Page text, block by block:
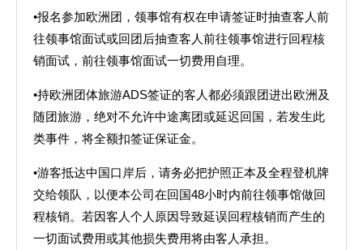
•报名参加欧洲团，领事馆有权在申请签证时抽查客人前
往领事馆面试或回团后抽查客人前往领事馆进行回程核
销面试，前往领事馆面试一切费用自理。
•持欧洲团体旅游ADS签证的客人都必须跟团进出欧洲及
随团旅游，绝对不允许中途离团或延迟回国，若发生此
类事件，将全额扣签证保证金。
•游客抵达中国口岸后，请务必把护照正本及全程登机牌
交给领队，以便本公司在回国48小时内前往领事馆做回
程核销。若因客人个人原因导致延误回程核销而产生的
一切面试费用或其他损失费用将由客人承担。